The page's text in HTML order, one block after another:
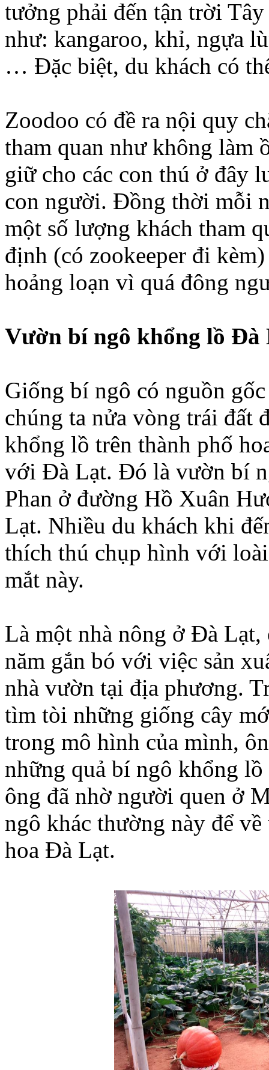
tưởng phải đến tận trời
như: kangaroo, khỉ, ngựa
… Đặc biệt, du khách có
Zoodoo có đề ra nội quy
tham quan như không làm
giữ cho các con thú ở đây
con người. Đồng thời mỗi
một số lượng khách tham
định (có zookeeper đi
hoảng loạn vì quá đông
Vườn bí ngô khổng lồ Đà
Giống bí ngô có nguồn
chúng ta nửa vòng trái đất
khổng lồ trên thành phố
với Đà Lạt. Đó là vườn bí
Phan ở đường Hồ Xuân
Lạt. Nhiều du khách khi
thích thú chụp hình với
mắt này.
Là một nhà nông ở Đà Lạt,
năm gắn bó với việc sản
nhà vườn tại địa phương.
tìm tòi những giống cây
trong mô hình của mình,
những quả bí ngô khổng
ông đã nhờ người quen ở
ngô khác thường này để
hoa Đà Lạt.